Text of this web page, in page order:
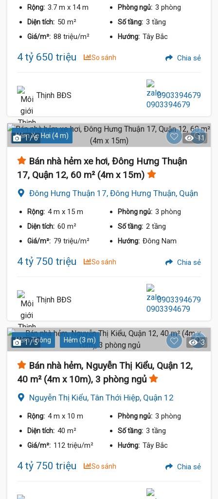
Rộng: 3.7 m x 14 m Phòng ngủ: 3 phòng
Diện tích: 50 m² Số tầng: 3 tầng
Giá/m²: 88 triệu/m² Hướng: Tây Bắc
4 tỷ 650 triệu So sánh Chia sẻ
Thịnh BĐS 0903394679
Hẻm Xe Hơi (4 m)
1 / 6 11
Bán nhà hẻm xe hơi, Đông Hưng Thuận
17, Quận 12, 60 m² (4m x 15m)
Đông Hưng Thuận 17, Đông Hưng Thuận, Quận
Rộng: 4 m x 15 m Phòng ngủ: 3 phòng
Diện tích: 60 m² Số tầng: 2 tầng
Giá/m²: 79 triệu/m² Hướng: Đông Nam
4 tỷ 750 triệu So sánh Chia sẻ
Thịnh BĐS 0903394679
Hẻm Thông Hẻm (3 m)
1 / 5 3
Bán nhà hẻm, Nguyễn Thị Kiểu, Quận 12,
40 m² (4m x 10m), 3 phòng ngủ
Nguyễn Thị Kiểu, Tân Thới Hiệp, Quận 12
Rộng: 4 m x 10 m Phòng ngủ: 3 phòng
Diện tích: 40 m² Số tầng: 3 tầng
Giá/m²: 112 triệu/m² Hướng: Tây Bắc
4 tỷ 750 triệu So sánh Chia sẻ